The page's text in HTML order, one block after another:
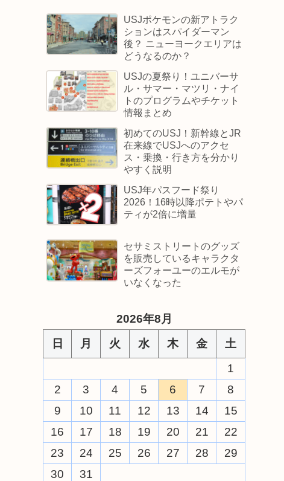
USJポケモンの新アトラク
ションはスパイダーマン
後？ ニューヨークエリアは
どうなるのか？
USJの夏祭り！ユニバーサ
ル・サマー・マツリ・ナイ
トのプログラムやチケット
情報まとめ
初めてのUSJ！新幹線とJR
在来線でUSJへのアクセ
ス・乗換・行き方を分かり
やすく説明
USJ年パスフード祭り
2026！16時以降ポテトやパ
ティが2倍に増量
セサミストリートのグッズ
を販売しているキャラクタ
ーズフォーユーのエルモが
いなくなった
2026年8月
日
月 火 水 木 金
土
1
2
3 4 5 6 7
8
9
10 11 12 13 14
15
16
17 18 19 20 21
22
23
24 25 26 27 28
29
30
31